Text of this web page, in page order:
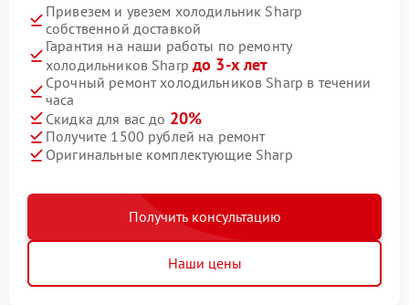
Привезем и увезем холодильник Sharp
собственной доставкой
Гарантия на наши работы по ремонту
холодильников Sharpдо 3-х лет
Срочный ремонт холодильников Sharp в течении
часа
Скидка для вас до 20%
Получите 1500 рублей на ремонт
Оригинальные комплектующие Sharp
Получить консультацию
Наши цены